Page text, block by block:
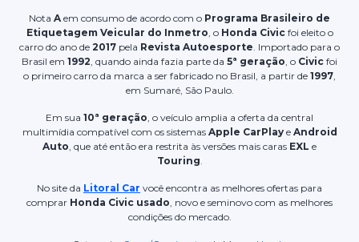
Nota A em consumo de acordo com o Programa Brasileiro de
Etiquetagem Veicular do Inmetro , o Honda Civicfoi eleito o
carro do ano de 2017 pela Revista Autoesporte . Importado para o
Brasil em 1992 , quando ainda fazia parte da 5ª geração , o Civic foi
o primeiro carro da marca a ser fabricado no Brasil, a partir de 1997
em Sumaré, São Paulo.
Em sua 10ª geração , o veículo amplia a oferta da central
multimídia compatível com os sistemas Apple CarPlaye Android
Auto , que até então era restrita às versões mais caras EXL e
Touring
No site da Litoral Car você encontra as melhores ofertas para
comprar Honda Civic usado , novo e seminovo com as melhores
condições do mercado.